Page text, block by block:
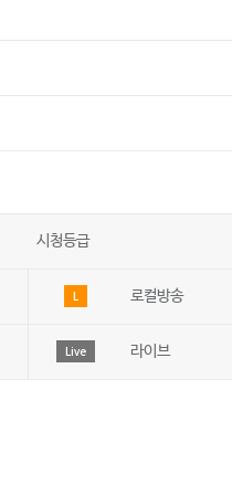
시청등급
L 로컬방송
Live 라이브